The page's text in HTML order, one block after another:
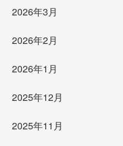
2026年3月
2026年2月
2026年1月
2025年12月
2025年11月